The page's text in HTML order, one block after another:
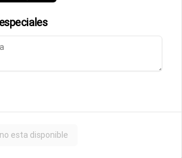
Parmigiana de Berenjena
Lasagna de berenjenas con salsa
rossa (tomates italianos triturados y un
toque de crema) y queso parmesano.
$9.500
Ñoquis a la Rossa
queso parmesano acompañados de
esta disponible